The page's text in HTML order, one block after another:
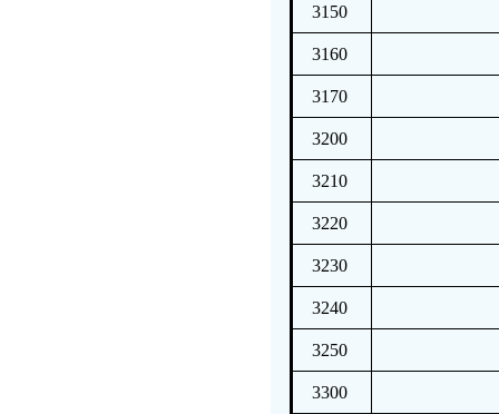
3150
3160
3170
3200
3210
3220
3230
3240
3250
3300